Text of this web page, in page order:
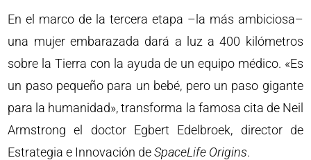
En el marco de la tercera etapa –la más ambiciosa–
una mujer embarazada dará a luz a 400 kilómetros
sobre la Tierra con la ayuda de un equipo médico. «Es
un paso pequeño para un bebé, pero un paso gigante
para la humanidad», transforma la famosa cita de Neil
Armstrong el doctor Egbert Edelbroek, director de
Estrategia e Innovación deSpaceLife Origins.